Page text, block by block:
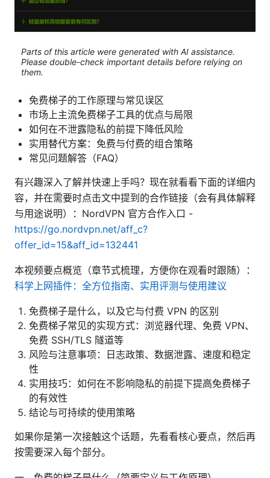
Parts of this article were generated with AI assistance.
Please double-check important details before relying on
them.
免费梯子的工作原理与常见误区
市场上主流免费梯子工具的优点与局限
如何在不泄露隐私的前提下降低风险
实用替代方案：免费与付费的组合策略
常见问题解答（FAQ）
有兴趣深入了解并快速上手吗？现在就看看下面的详细内
容，并在需要时点击文中提到的合作链接（会有具体解释
与用途说明）：NordVPN 官方合作入口 -
https://go.nordvpn.net/aff_c?
offer_id=15&aff_id=132441
本视频要点概览（章节式梳理，方便你在观看时跟随）：
科学上网插件：全方位指南、实用评测与使用建议
免费梯子是什么，以及它与付费 VPN 的区别
免费梯子常见的实现方式：浏览器代理、免费 VPN、
免费 SSH/TLS 隧道等
风险与注意事项：日志政策、数据泄露、速度和稳定
性
实用技巧：如何在不影响隐私的前提下提高免费梯子
的有效性
结论与可持续的使用策略
如果你是第一次接触这个话题，先看看核心要点，然后再
按需要深入每个部分。